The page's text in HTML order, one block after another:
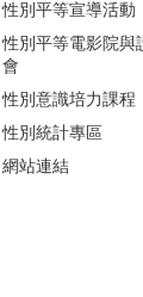
性別平等宣導活動
性別平等電影院與
會
性別意識培力課程
性別統計專區
網站連結